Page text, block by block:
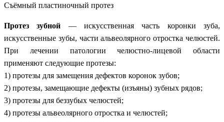
Съёмный пластиночный протез
Протез зубной — искусственная часть коронки зуба,
искусственные зубы, части альвеолярного отростка челюстей.
При лечении патологии челюстно-лицевой области
применяют следующие протезы:
1) протезы для замещения дефектов коронок зубов;
2) протезы, замещающие дефекты (изъяны) зубных рядов;
3) протезы для беззубых челюстей;
4) протезы альвеолярного отростка и челюстей;